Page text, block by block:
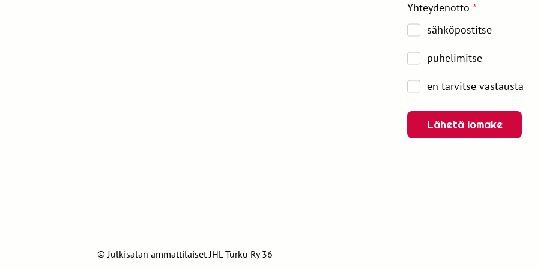
Yhteydenotto *
sähköpostitse
puhelimitse
en tarvitse vastausta
Lähetä lomake
© Julkisalan ammattilaiset JHL Turku Ry 36